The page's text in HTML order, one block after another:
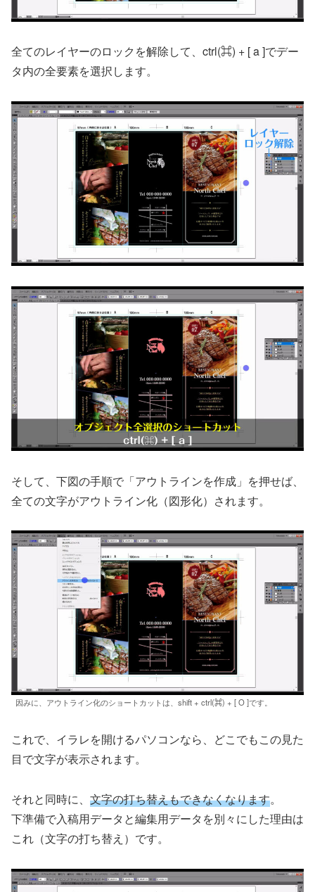
全てのレイヤーのロックを解除して、ctrl(⌘) + [ a ]でデー
タ内の全要素を選択します。
そして、下図の手順で「アウトラインを作成」を押せば、
全ての文字がアウトライン化（図形化）されます。
因みに、アウトライン化のショートカットは、shift + ctrl(⌘) + [ O ]です。
これで、イラレを開けるパソコンなら、どこでもこの見た
目で文字が表示されます。
それと同時に、 文字の打ち替えもできなくなります。
下準備で入稿用データと編集用データを別々にした理由は
これ（文字の打ち替え）です。